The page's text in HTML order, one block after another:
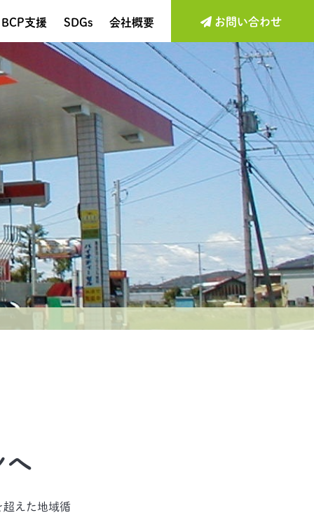
BCP支援 SDGs 会社概要 お問い合わせ
へ
超えた地域循